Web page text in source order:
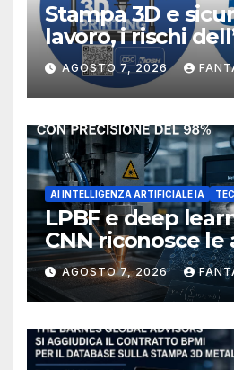
Stampa 3D e
lavoro, i rischi
manufacturing
NIOSH
AGOSTO 7, 2026
AI INTELLIGENZA ARTIFICIALE IA
LPBF e deep
CNN riconosce le
del bagno di
AGOSTO 7, 2026